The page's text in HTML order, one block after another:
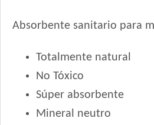
Absorbente sanitario para
Totalmente natural
No Tóxico
Súper absorbente
Mineral neutro